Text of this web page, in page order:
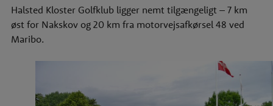
Halsted Kloster Golfklub ligger nemt tilgængeligt – 7 km
øst for Nakskov og 20 km fra motorvejsafkørsel 48 ved
Maribo.